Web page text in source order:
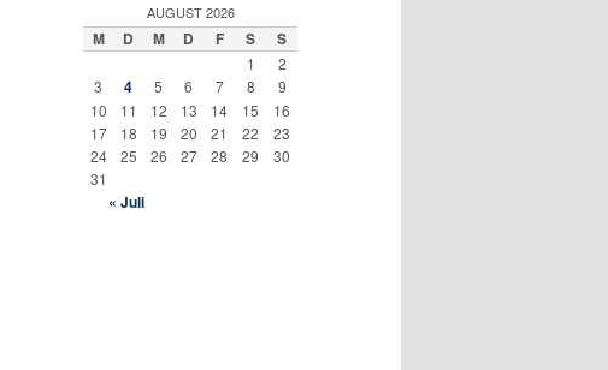
AUGUST 2026
M D M D F S S
1
2
3
4 5 6 7 8
9
10
11 12 13 14 15
16
17
18 19 20 21 22
23
24
25 26 27 28 29
30
31
« Juli